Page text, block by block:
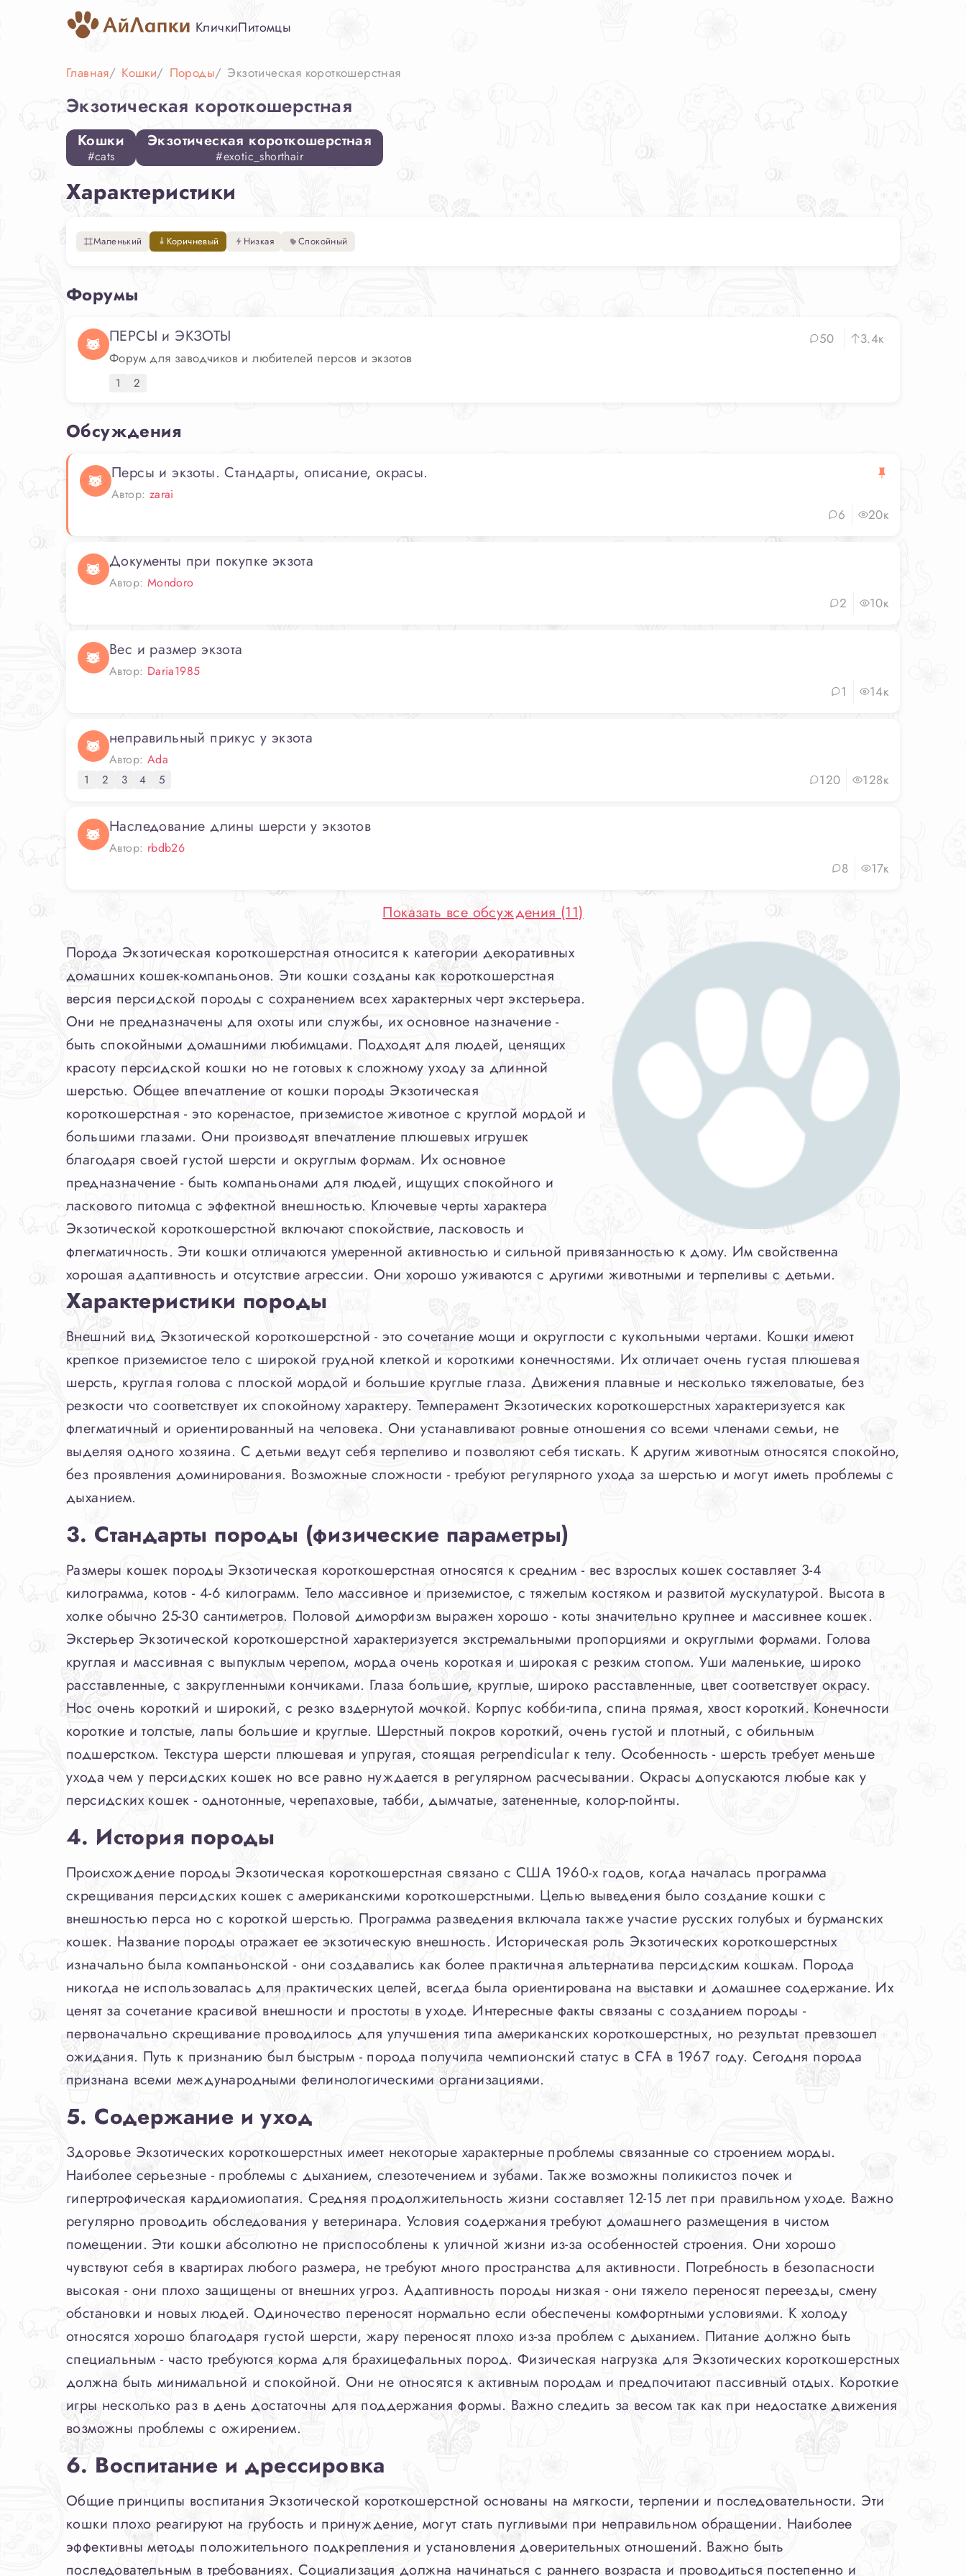
КличкиПитомцы
Главная Кошки Породы Экзотическая короткошерстная
Экзотическая короткошерстная
Кошки
#cats
Экзотическая короткошерстная
#exotic_shorthair
Характеристики
Маленький Коричневый Низкая Спокойный
Форумы
ПЕРСЫ и ЭКЗОТЫ
Форум для заводчиков и любителей персов и экзотов
1 2
50 3.4к
Обсуждения
Персы и экзоты. Стандарты, описание, окрасы.
Автор: zarai
6 20к
Документы при покупке экзота
Автор: Mondoro
2 10к
Вес и размер экзота
Автор: Daria1985
1 14к
неправильный прикус у экзота
Автор: Ada
1 2 3 4 5 120 128к
Наследование длины шерсти у экзотов
Автор: rbdb26
8 17к
Показать все обсуждения (11)
Порода Экзотическая короткошерстная относится к категории декоративных
домашних кошек-компаньонов. Эти кошки созданы как короткошерстная
версия персидской породы с сохранением всех характерных черт экстерьера.
Они не предназначены для охоты или службы, их основное назначение -
быть спокойными домашними любимцами. Подходят для людей, ценящих
красоту персидской кошки но не готовых к сложному уходу за длинной
шерстью. Общее впечатление от кошки породы Экзотическая
короткошерстная - это коренастое, приземистое животное с круглой мордой и
большими глазами. Они производят впечатление плюшевых игрушек
благодаря своей густой шерсти и округлым формам. Их основное
предназначение - быть компаньонами для людей, ищущих спокойного и
ласкового питомца с эффектной внешностью. Ключевые черты характера
Экзотической короткошерстной включают спокойствие, ласковость и
флегматичность. Эти кошки отличаются умеренной активностью и сильной привязанностью к дому. Им свойственна
хорошая адаптивность и отсутствие агрессии. Они хорошо уживаются с другими животными и терпеливы с детьми.
Характеристики породы
Внешний вид Экзотической короткошерстной - это сочетание мощи и округлости с кукольными чертами. Кошки имеют
крепкое приземистое тело с широкой грудной клеткой и короткими конечностями. Их отличает очень густая плюшевая
шерсть, круглая голова с плоской мордой и большие круглые глаза. Движения плавные и несколько тяжеловатые, без
резкости что соответствует их спокойному характеру. Темперамент Экзотических короткошерстных характеризуется как
флегматичный и ориентированный на человека. Они устанавливают ровные отношения со всеми членами семьи, не
выделяя одного хозяина. С детьми ведут себя терпеливо и позволяют себя тискать. К другим животным относятся спокойно,
без проявления доминирования. Возможные сложности - требуют регулярного ухода за шерстью и могут иметь проблемы с
дыханием.
3. Стандарты породы (физические параметры)
Размеры кошек породы Экзотическая короткошерстная относятся к средним - вес взрослых кошек составляет 3-4
килограмма, котов - 4-6 килограмм. Тело массивное и приземистое, с тяжелым костяком и развитой мускулатурой. Высота в
холке обычно 25-30 сантиметров. Половой диморфизм выражен хорошо - коты значительно крупнее и массивнее кошек.
Экстерьер Экзотической короткошерстной характеризуется экстремальными пропорциями и округлыми формами. Голова
круглая и массивная с выпуклым черепом, морда очень короткая и широкая с резким стопом. Уши маленькие, широко
расставленные, с закругленными кончиками. Глаза большие, круглые, широко расставленные, цвет соответствует окрасу.
Нос очень короткий и широкий, с резко вздернутой мочкой. Корпус кобби-типа, спина прямая, хвост короткий. Конечности
короткие и толстые, лапы большие и круглые. Шерстный покров короткий, очень густой и плотный, с обильным
подшерстком. Текстура шерсти плюшевая и упругая, стоящая perpendicular к телу. Особенность - шерсть требует меньше
ухода чем у персидских кошек но все равно нуждается в регулярном расчесывании. Окрасы допускаются любые как у
персидских кошек - однотонные, черепаховые, табби, дымчатые, затененные, колор-пойнты.
4. История породы
Происхождение породы Экзотическая короткошерстная связано с США 1960-х годов, когда началась программа
скрещивания персидских кошек с американскими короткошерстными. Целью выведения было создание кошки с
внешностью перса но с короткой шерстью. Программа разведения включала также участие русских голубых и бурманских
кошек. Название породы отражает ее экзотическую внешность. Историческая роль Экзотических короткошерстных
изначально была компаньонской - они создавались как более практичная альтернатива персидским кошкам. Порода
никогда не использовалась для практических целей, всегда была ориентирована на выставки и домашнее содержание. Их
ценят за сочетание красивой внешности и простоты в уходе. Интересные факты связаны с созданием породы -
первоначально скрещивание проводилось для улучшения типа американских короткошерстных, но результат превзошел
ожидания. Путь к признанию был быстрым - порода получила чемпионский статус в CFA в 1967 году. Сегодня порода
признана всеми международными фелинологическими организациями.
5. Содержание и уход
Здоровье Экзотических короткошерстных имеет некоторые характерные проблемы связанные со строением морды.
Наиболее серьезные - проблемы с дыханием, слезотечением и зубами. Также возможны поликистоз почек и
гипертрофическая кардиомиопатия. Средняя продолжительность жизни составляет 12-15 лет при правильном уходе. Важно
регулярно проводить обследования у ветеринара. Условия содержания требуют домашнего размещения в чистом
помещении. Эти кошки абсолютно не приспособлены к уличной жизни из-за особенностей строения. Они хорошо
чувствуют себя в квартирах любого размера, не требуют много пространства для активности. Потребность в безопасности
высокая - они плохо защищены от внешних угроз. Адаптивность породы низкая - они тяжело переносят переезды, смену
обстановки и новых людей. Одиночество переносят нормально если обеспечены комфортными условиями. К холоду
относятся хорошо благодаря густой шерсти, жару переносят плохо из-за проблем с дыханием. Питание должно быть
специальным - часто требуются корма для брахицефальных пород. Физическая нагрузка для Экзотических короткошерстных
должна быть минимальной и спокойной. Они не относятся к активным породам и предпочитают пассивный отдых. Короткие
игры несколько раз в день достаточны для поддержания формы. Важно следить за весом так как при недостатке движения
возможны проблемы с ожирением.
6. Воспитание и дрессировка
Общие принципы воспитания Экзотической короткошерстной основаны на мягкости, терпении и последовательности. Эти
кошки плохо реагируют на грубость и принуждение, могут стать пугливыми при неправильном обращении. Наиболее
эффективны методы положительного подкрепления и установления доверительных отношений. Важно быть
последовательным в требованиях. Социализация должна начинаться с раннего возраста и проводиться постепенно и